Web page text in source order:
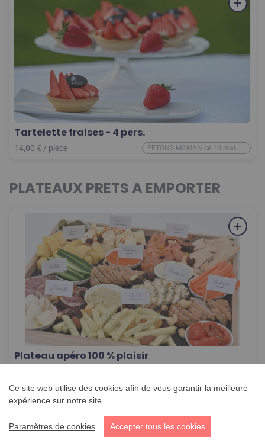
Tartelette fraises - 4 pers.
14,00 € / pièce
FETONS MAMAN ce 10 mai
2026
PLATEAUX PRETS A EMPORTER
Plateau apéro 100 % plaisir
Ce site web utilise des cookies afin de vous garantir la meilleure
expérience sur notre site.
Paramètres de cookies Accepter tous les cookies